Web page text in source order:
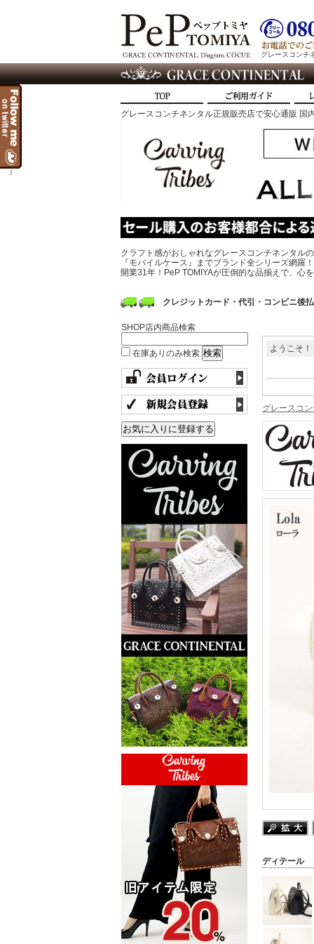
グレースコンチ
グレースコンチネンタル正規販売店で安心通販
クラフト感がおしゃれなグレースコンチネンタル
『モバイルケース』までブランド全シリーズ網
開業31年！PeP TOMIYAが圧倒的な品揃えで、心
クレジットカード・代引・コンビニ後
SHOP店内商品検索
在庫ありのみ検索
t
ようこそ
グレースコ
ディテール